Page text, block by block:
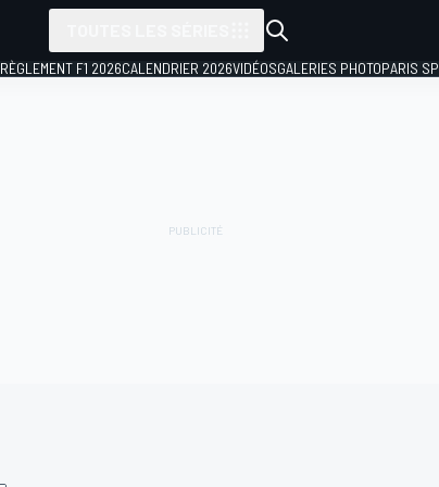
RÈGLEMENT F1 2026CALENDRIER 2026VIDÉOSGALERIES PHOTOPARIS